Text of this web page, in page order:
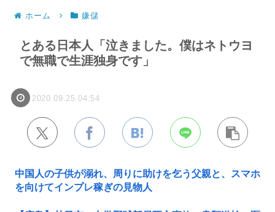
ホーム 嫌儲
とある日本人「泣きました。僕はネトウヨ
で無職で生涯独身です」
2020.09.25 04:54
中国人の子供が溺れ、周りに助けを乞う父親と、スマホ
を向けてインプレ稼ぎの見物人